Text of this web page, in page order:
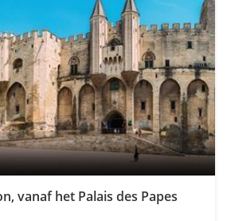
vanaf het Palais des Papes